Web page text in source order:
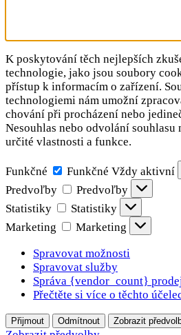
K poskytování těch nejlepších
technologie, jako jsou soubory
přístup k informacím o zařízení.
technologiemi nám umožní
chování při procházení nebo
Nesouhlas nebo odvolání
určité vlastnosti a funkce.
Funkčné Funkčné Vždy aktivní
Predvoľby
Predvoľby
Statistiky
Statistiky
Marketing
Marketing
Spravovat možnosti
Spravovat služby
Správa {vendor_count}
Přečtěte si více o těchto
Přijmout Odmítnout Zobrazit